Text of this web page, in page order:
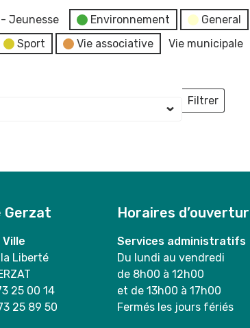
Jeunesse Environnement
General
Sport Vie associative
Vie municipale
Filtrer
Lieux
Gerzat
Liberté
25 00 14
25 89 50
Horaires
Services administratifs
Du lundi au vendredi
de 8h00 à 12h00
et de 13h00 à 17h00
Fermés les jours fériés